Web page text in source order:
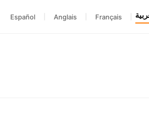
Français
Anglais
Español